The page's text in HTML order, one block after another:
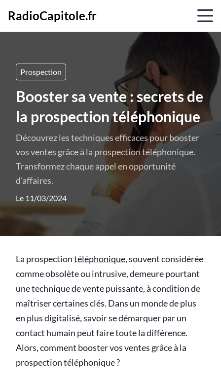
RadioCapitole.fr
Prospection
Booster sa vente : secrets de
la prospection téléphonique
Découvrez les techniques efficaces pour booster
vos ventes grâce à la prospection téléphonique.
Transformez chaque appel en opportunité
d'affaires.
Le 11/03/2024
La prospectiontéléphonique, souvent considérée
comme obsolète ou intrusive, demeure pourtant
une technique de vente puissante, à condition de
maîtriser certaines clés. Dans un monde de plus
en plus digitalisé, savoir se démarquer par un
contact humain peut faire toute la différence.
Alors, comment booster vos ventes grâce à la
prospection téléphonique ?